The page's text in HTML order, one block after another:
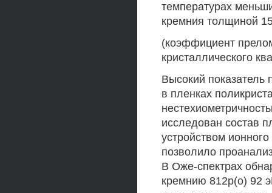
температурах
кремния толщиной
(коэффициент
кристаллического
Высокий показатель
в пленках
исследован состав
устройством
позволило
В Оже-спектрах
кремнию 812р(о) 92